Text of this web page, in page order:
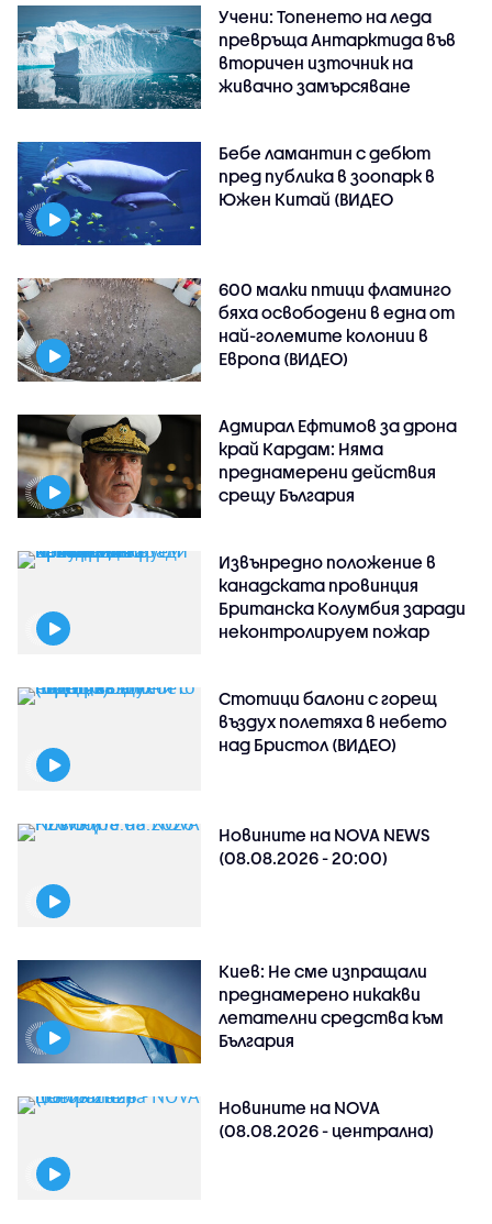
Учени: Топенето на леда
превръща Антарктида във
вторичен източник на
живачно замърсяване
Бебе ламантин с дебют
пред публика в зоопарк в
Южен Китай (ВИДЕО
600 малки птици фламинго
бяха освободени в една от
най-големите колонии в
Европа (ВИДЕО)
Адмирал Ефтимов за дрона
край Кардам: Няма
преднамерени действия
срещу България
Извънредно положение в
канадската провинция
Британска Колумбия заради
неконтролируем пожар
Стотици балони с горещ
въздух полетяха в небето
над Бристол (ВИДЕО)
Новините на NOVA NEWS
(08.08.2026 - 20:00)
Киев: Не сме изпращали
преднамерено никакви
летателни средства към
България
Новините на NOVA
(08.08.2026 - централна)